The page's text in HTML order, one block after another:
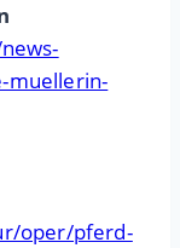
muellerin-
oper/pferd-